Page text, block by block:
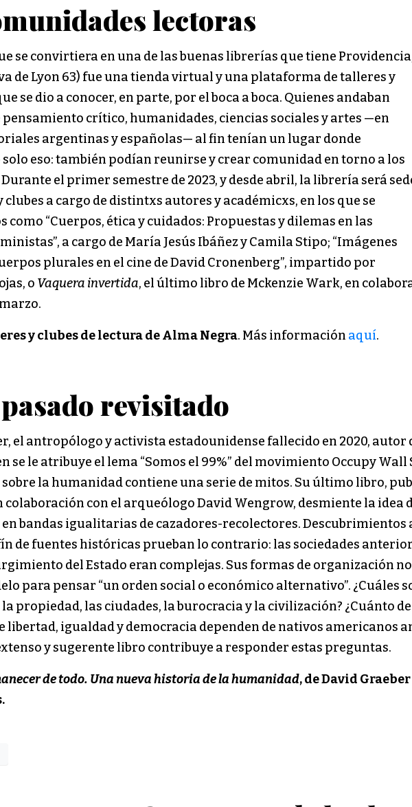
lectoras
se convirtiera en una de las buenas librerías que tiene
de Lyon 63) fue una tienda virtual y una plataforma de talleres y
se dio a conocer, en parte, por el boca a boca. Quienes andaban
pensamiento crítico, humanidades, ciencias sociales y artes —en
argentinas y españolas— al fin tenían un lugar donde
eso: también podían reunirse y crear comunidad en torno a los
el primer semestre de 2023, y desde abril, la librería será
clubes a cargo de distintxs autores y académicxs, en los que se
como “Cuerpos, ética y cuidados: Propuestas y dilemas en las
a cargo de María Jesús Ibáñez y Camila Stipo; “Imágenes
plurales en el cine de David Cronenberg”, impartido por
o Vaquera invertida, el último libro de Mckenzie Wark, en
y clubes de lectura de Alma Negra. Más información aquí.
revisitado
el antropólogo y activista estadounidense fallecido en 2020, autor
se le atribuye el lema “Somos el 99%” del movimiento Occupy
sobre la humanidad contiene una serie de mitos. Su último libro,
con el arqueólogo David Wengrow, desmiente la idea
en bandas igualitarias de cazadores-recolectores.
de fuentes históricas prueban lo contrario: las sociedades
del Estado eran complejas. Sus formas de organización
para pensar “un orden social o económico alternativo”. ¿Cuáles
propiedad, las ciudades, la burocracia y la civilización? ¿Cuánto
libertad, igualdad y democracia dependen de nativos americanos
y sugerente libro contribuye a responder estas preguntas.
de todo. Una nueva historia de la humanidad, de David